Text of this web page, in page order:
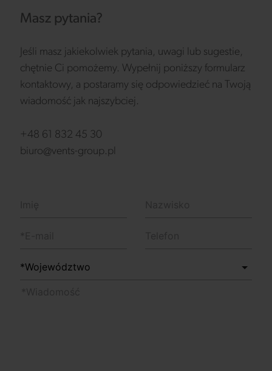
Masz pytania?
Jeśli masz jakiekolwiek pytania, uwagi lub sugestie,
chętnie Ci pomożemy. Wypełnij poniższy formularz
kontaktowy, a postaramy się odpowiedzieć na Twoją
wiadomość jak najszybciej.
+48 61 832 45 30
biuro@vents-group.pl